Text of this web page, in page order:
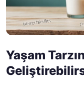
Yaşam